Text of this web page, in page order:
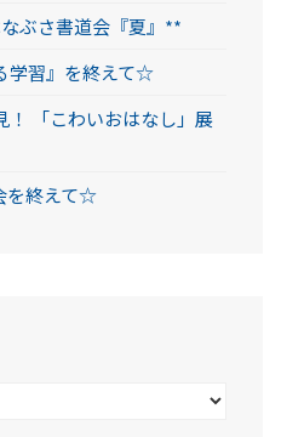
ぶさ書道会『夏』**
学習』を終えて☆
「こわいおはなし」展
を終えて☆